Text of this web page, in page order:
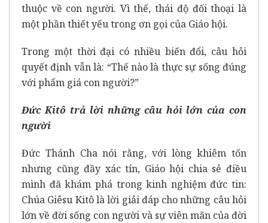
thuộc về con người. Vì thế, thái độ đối thoại là
một phần thiết yếu trong ơn gọi của Giáo hội.
Trong một thời đại có nhiều biến đổi, câu hỏi
quyết định vẫn là: “Thế nào là thực sự sống đúng
với phẩm giá con người?”
Đức Kitô trả lời những câu hỏi lớn của con
người
Đức Thánh Cha nói rằng, với lòng khiêm tốn
nhưng cũng đầy xác tín, Giáo hội chia sẻ điều
mình đã khám phá trong kinh nghiệm đức tin:
Chúa Giêsu Kitô là lời giải đáp cho những câu hỏi
lớn về đời sống con người và sự viên mãn của đời